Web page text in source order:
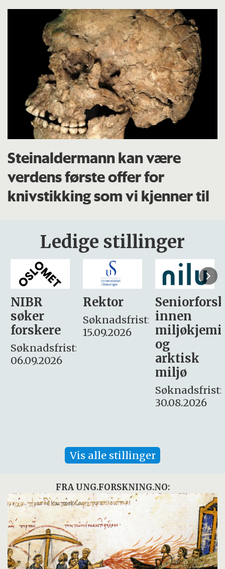
Steinaldermann kan være
verdens første offer for
knivstikking som vi kjenner til
Ledige stillinger
Rektor
Søknadsfrist:
15.09.2026
Seniorforsker
innen
miljøkjemi
søker
– fast
Søknadsfrist:
16. august.
Vis alle stillinger
FRA UNG.FORSKNING.NO: